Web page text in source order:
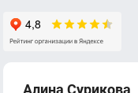
Алина Сурикова